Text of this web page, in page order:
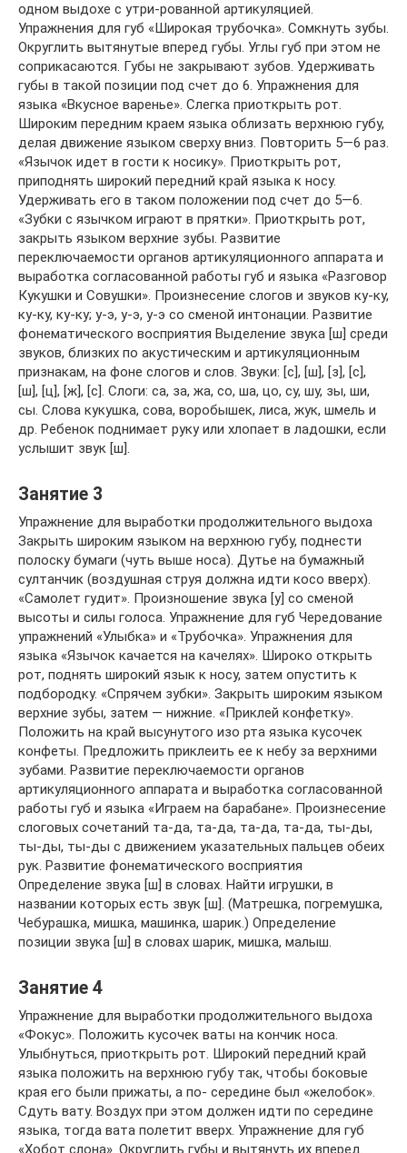
одном выдохе с утри-рованной артикуляцией.
Упражнения для губ «Широкая трубочка». Сомкнуть зубы.
Округлить вытянутые вперед губы. Углы губ при этом не
соприкасаются. Губы не закрывают зубов. Удерживать
губы в такой позиции под счет до 6. Упражнения для
языка «Вкусное варенье». Слегка приоткрыть рот.
Широким передним краем языка облизать верхнюю губу,
делая движение языком сверху вниз. Повторить 5—6 раз.
«Язычок идет в гости к носику». Приоткрыть рот,
приподнять широкий передний край языка к носу.
Удерживать его в таком положении под счет до 5—6.
«Зубки с язычком играют в прятки». Приоткрыть рот,
закрыть языком верхние зубы. Развитие
переключаемости органов артикуляционного аппарата и
выработка согласованной работы губ и языка «Разговор
Кукушки и Совушки». Произнесение слогов и звуков ку-ку,
ку-ку, ку-ку; у-э, у-э, у-э со сменой интонации. Развитие
фонематического восприятия Выделение звука [ш] среди
звуков, близких по акустическим и артикуляционным
признакам, на фоне слогов и слов. Звуки: [с], [ш], [з], [с],
[ш], [ц], [ж], [с]. Слоги: са, за, жа, со, ша, цо, су, шу, зы, ши,
сы. Слова кукушка, сова, воробышек, лиса, жук, шмель и
др. Ребенок поднимает руку или хлопает в ладошки, если
услышит звук [ш].
Занятие 3
Упражнение для выработки продолжительного выдоха
Закрыть широким языком на верхнюю губу, поднести
полоску бумаги (чуть выше носа). Дутье на бумажный
султанчик (воздушная струя должна идти косо вверх).
«Самолет гудит». Произношение звука [у] со сменой
высоты и силы голоса. Упражнение для губ Чередование
упражнений «Улыбка» и «Трубочка». Упражнения для
языка «Язычок качается на качелях». Широко открыть
рот, поднять широкий язык к носу, затем опустить к
подбородку. «Спрячем зубки». Закрыть широким языком
верхние зубы, затем — нижние. «Приклей конфетку».
Положить на край высунутого изо рта языка кусочек
конфеты. Предложить приклеить ее к небу за верхними
зубами. Развитие переключаемости органов
артикуляционного аппарата и выработка согласованной
работы губ и языка «Играем на барабане». Произнесение
слоговых сочетаний та-да, та-да, та-да, та-да, ты-ды,
ты-ды, ты-ды с движением указательных пальцев обеих
рук. Развитие фонематического восприятия
Определение звука [ш] в словах. Найти игрушки, в
названии которых есть звук [ш]. (Матрешка, погремушка,
Чебурашка, мишка, машинка, шарик.) Определение
позиции звука [ш] в словах шарик, мишка, малыш.
Занятие 4
Упражнение для выработки продолжительного выдоха
«Фокус». Положить кусочек ваты на кончик носа.
Улыбнуться, приоткрыть рот. Широкий передний край
языка положить на верхнюю губу так, чтобы боковые
края его были прижаты, а по- середине был «желобок».
Сдуть вату. Воздух при этом должен идти по середине
языка, тогда вата полетит вверх. Упражнение для губ
«Хобот слона». Округлить губы и вытянуть их вперед.